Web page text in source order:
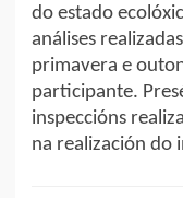
do estado
análises
primavera e
participante.
inspeccións
na realización do